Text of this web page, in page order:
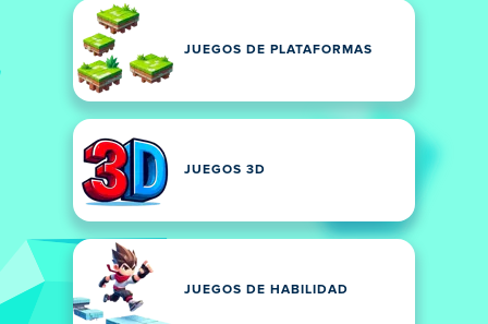
JUEGOS DE PLATAFORMAS
JUEGOS 3D
JUEGOS DE HABILIDAD